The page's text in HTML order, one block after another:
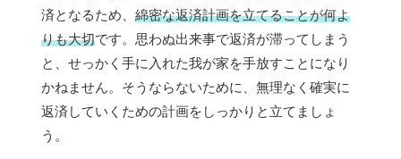
済となるため、 綿密な返済計画を立てることが何よ
りも大切です。思わぬ出来事で返済が滞ってしまう
と、せっかく手に入れた我が家を手放すことになり
かねません。そうならないために、無理なく確実に
返済していくための計画をしっかりと立てましょ
う。